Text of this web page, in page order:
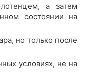
а затем
состоянии на
но только после
условиях, не на